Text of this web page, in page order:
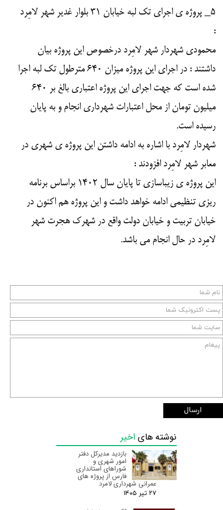
۵_ پروژه ی اجرای تک لبه خیابان ۳۱ بلوار غدیر شهر لامِرد
:
محمودی شهردار شهر لامِرد درخصوص این پروژه بیان
داشتند : در اجرای این پروژه میزان ۶۴۰ مترطول تک لبه اجرا
شده است که جهت اجرای این پروژه اعتباری بالغ بر ۶۴۰
میلیون تومان از محل اعتبارات شهرداری انجام و به پایان
رسیده است.
شهردار لامِرد با اشاره به ادامه داشتن این پروژه ی شهری در
معابر شهر لامِرد افزودند :
این پروژه ی زیباسازی تا پایان سال ۱۴۰۲ براساس برنامه
ریزی تنظیمی ادامه خواهد داشت و این پروژه هم اکنون در
خیابان تربیت و خیابان دولت واقع در شهرک هجرت شهر
لامِرد در حال انجام می باشد.
ارسال
نوشته های اخیر
بازدید مدیرکل دفتر
امور شهری و
شوراهای استانداری
فارس از پروژه های
عمرانی شهرداری لامرد
۲۷ تیر ۰۵